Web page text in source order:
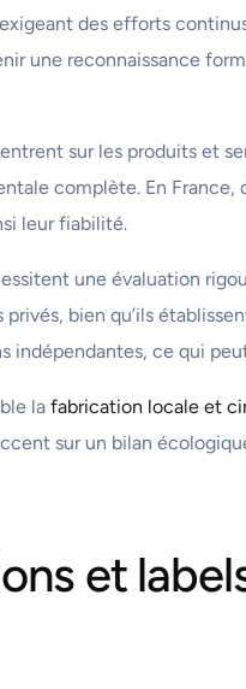
des efforts
une reconnaissance
sur les produits et
complète. En France,
leur fiabilité.
une évaluation
bien qu’ils
indépendantes, ce qui
la fabrication locale et
sur un bilan
et